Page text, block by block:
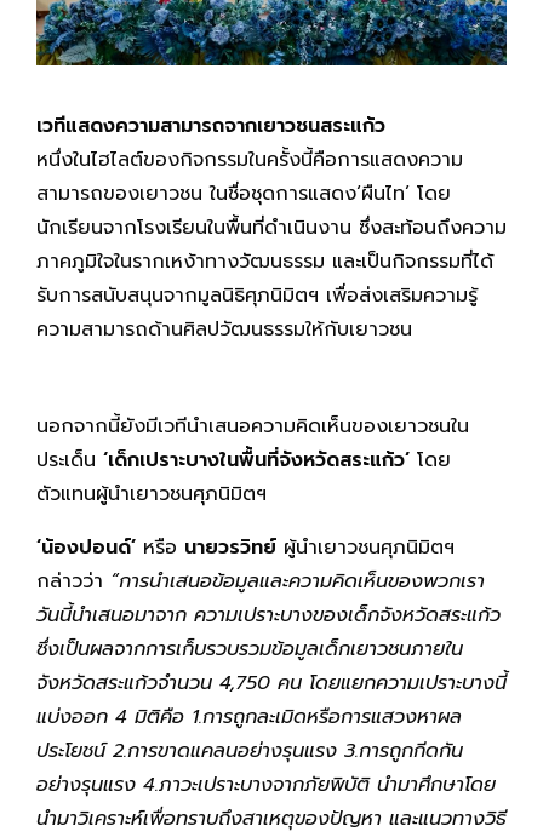
เวทีแสดงความสามารถจากเยาวชนสระแก้ว
หนึ่งในไฮไลต์ของกิจกรรมในครั้งนี้คือการแสดงความ
สามารถของเยาวชน ในชื่อชุดการแสดง‘ผืนไท’ โดย
นักเรียนจากโรงเรียนในพื้นที่ดำเนินงาน ซึ่งสะท้อนถึงความ
ภาคภูมิใจในรากเหง้าทางวัฒนธรรม และเป็นกิจกรรมที่ได้
รับการสนับสนุนจากมูลนิธิศุภนิมิตฯ เพื่อส่งเสริมความรู้
ความสามารถด้านศิลปวัฒนธรรมให้กับเยาวชน
นอกจากนี้ยังมีเวทีนำเสนอความคิดเห็นของเยาวชนใน
ประเด็น ‘เด็กเปราะบางในพื้นที่จังหวัดสระแก้ว’ โดย
ตัวแทนผู้นำเยาวชนศุภนิมิตฯ
‘น้องปอนด์’ หรือ นายวรวิทย์ ผู้นำเยาวชนศุภนิมิตฯ
กล่าวว่า “การนำเสนอข้อมูลและความคิดเห็นของพวกเรา
วันนี้นำเสนอมาจาก ความเปราะบางของเด็กจังหวัดสระแก้ว
ซึ่งเป็นผลจากการเก็บรวบรวมข้อมูลเด็กเยาวชนภายใน
จังหวัดสระแก้วจำนวน 4,750 คน โดยแยกความเปราะบางนี้
แบ่งออก 4 มิติคือ 1.การถูกละเมิดหรือการแสวงหาผล
ประโยชน์ 2.การขาดแคลนอย่างรุนแรง 3.การถูกกีดกัน
อย่างรุนแรง 4.ภาวะเปราะบางจากภัยพิบัติ นำมาศึกษาโดย
นำมาวิเคราะห์เพื่อทราบถึงสาเหตุของปัญหา และแนวทางวิธี